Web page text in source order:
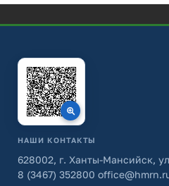
НАШИ КОНТАКТЫ
628002, г. Ханты-Мансийск,
8 (3467) 352800